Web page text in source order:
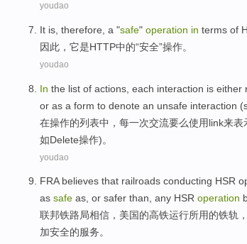
youdao
It is therefore , a "safe" operation in terms of
因此 ， 它是HTTP中的“安全”操作。
youdao
In the list of actions each interaction is either
or as a form to denote an unsafe interaction (
在操作的列表中， 每一次交流要么使用link来表
如Delete操作)。
youdao
FRA believes that railroads conducting HSR
as safe as, or safer than, any HSR operation
联邦铁路局相信 ， 美国的高铁运行所用的铁轨，
加安全的服务。